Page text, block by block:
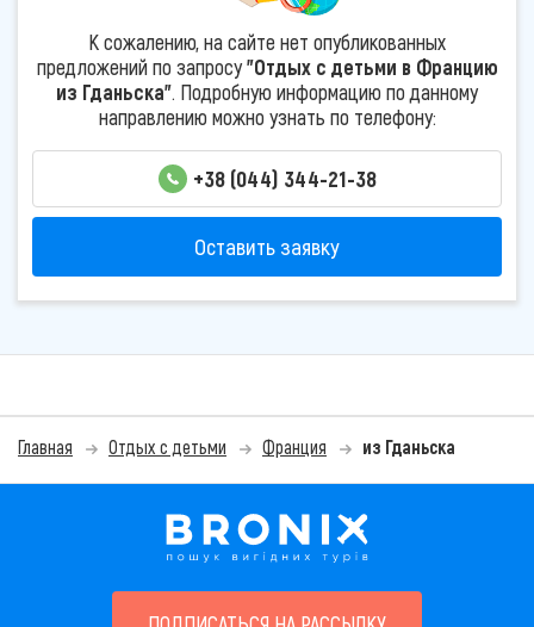
К сожалению, на сайте нет опубликованных
предложений по запросу"Отдых с детьми в Францию
из Гданьска". Подробную информацию по данному
направлению можно узнать по телефону:
+38 (044) 344-21-38
Оставить заявку
Главная Отдых с детьми Франция из Гданьска